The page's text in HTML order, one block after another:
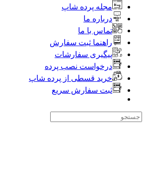
مجله پرده شاپ
درباره ما
تماس با ما
راهنما ثبت سفارش
پیگیری سفارشات
درخواست نصب پرده
خرید قسطی از پرده شاپ
ثبت سفارش سریع